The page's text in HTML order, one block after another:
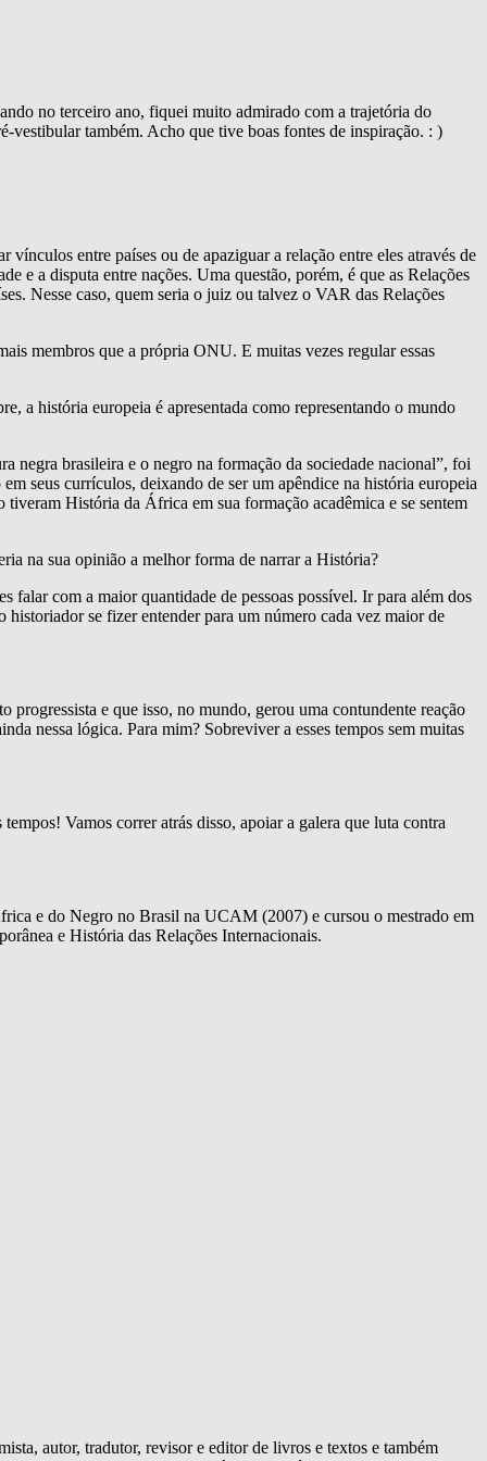
no terceiro ano, fiquei muito admirado com a trajetória do
também. Acho que tive boas fontes de inspiração. : )
entre países ou de apaziguar a relação entre eles através de
e a disputa entre nações. Uma questão, porém, é que as Relações
Nesse caso, quem seria o juiz ou talvez o VAR das Relações
membros que a própria ONU. E muitas vezes regular essas
a história europeia é apresentada como representando o mundo
negra brasileira e o negro na formação da sociedade nacional”, foi
seus currículos, deixando de ser um apêndice na história europeia
História da África em sua formação acadêmica e se sentem
na sua opinião a melhor forma de narrar a História?
falar com a maior quantidade de pessoas possível. Ir para além dos
se fizer entender para um número cada vez maior de
e que isso, no mundo, gerou uma contundente reação
nessa lógica. Para mim? Sobreviver a esses tempos sem muitas
Vamos correr atrás disso, apoiar a galera que luta contra
e do Negro no Brasil na UCAM (2007) e cursou o mestrado em
e História das Relações Internacionais.
autor, tradutor, revisor e editor de livros e textos e também